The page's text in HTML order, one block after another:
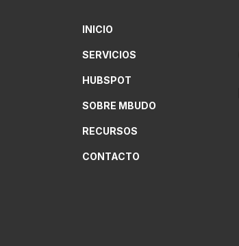
INICIO
SERVICIOS
HUBSPOT
SOBRE MBUDO
RECURSOS
CONTACTO